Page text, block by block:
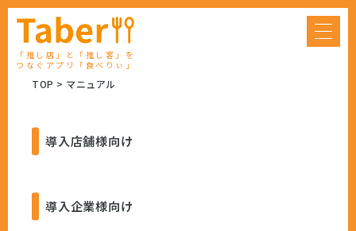
「推し店」と「推し客」を
つなぐアプリ「食べりぃ」
TOP マニュアル
導入店舗様向け
導入企業様向け